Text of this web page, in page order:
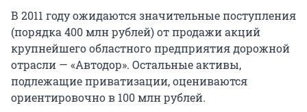
В 2011 году ожидаются значительные поступления
(порядка 400 млн рублей) от продажи акций
крупнейшего областного предприятия дорожной
отрасли — «Автодор». Остальные активы,
подлежащие приватизации, оцениваются
ориентировочно в 100 млн рублей.